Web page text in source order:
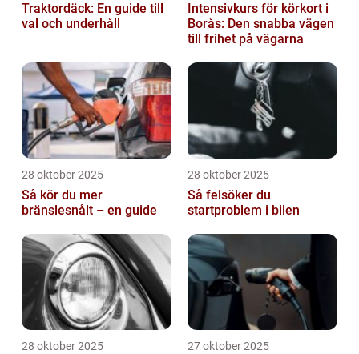
Traktordäck: En guide till
val och underhåll
Intensivkurs för körkort i
Borås: Den snabba vägen
till frihet på vägarna
28 oktober 2025
Så kör du mer
bränslesnålt – en guide
28 oktober 2025
Så felsöker du
startproblem i bilen
28 oktober 2025 27 oktober 2025